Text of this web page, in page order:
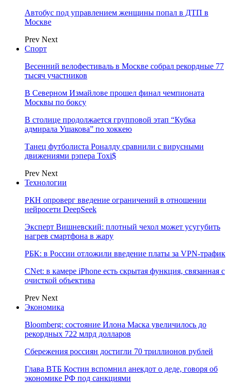
Автобус под управлением женщины попал в ДТП в
Москве
Prev Next
Спорт
Весенний велофестиваль в Москве собрал рекордные 77
тысяч участников
В Северном Измайлове прошел финал чемпионата
Москвы по боксу
В столице продолжается групповой этап “Кубка
адмирала Ушакова” по хоккею
Танец футболиста Роналду сравнили с вирусными
движениями рэпера Toxi$
Prev Next
Технологии
РКН опроверг введение ограничений в отношении
нейросети DeepSeek
Эксперт Вишневский: плотный чехол может усугубить
нагрев смартфона в жару
РБК: в России отложили введение платы за VPN-трафик
CNet: в камере iPhone есть скрытая функция, связанная с
очисткой объектива
Prev Next
Экономика
Bloomberg: состояние Илона Маска увеличилось до
рекордных 722 млрд долларов
Сбережения россиян достигли 70 триллионов рублей
Глава ВТБ Костин вспомнил анекдот о деде, говоря об
экономике РФ под санкциями